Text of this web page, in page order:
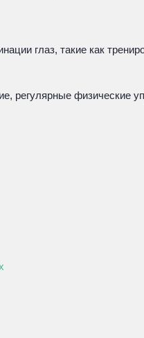
глаз, такие как
регулярные физические